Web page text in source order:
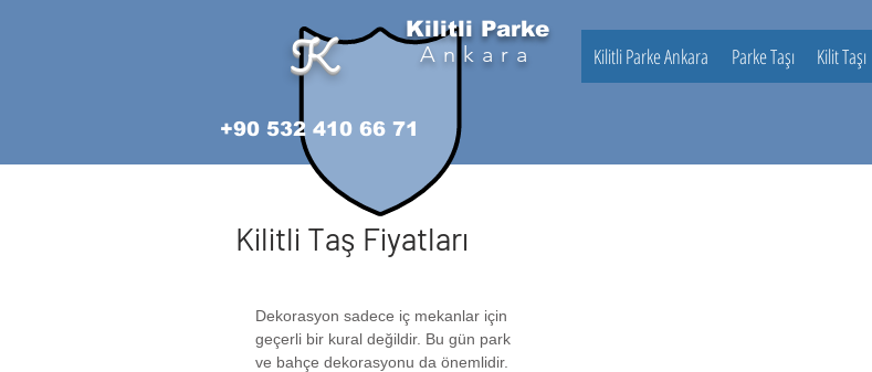
K
Kilitli Parke
Ankara Kilitli Parke Ankara Parke Taşı Kilit Taşı
+90 532 410 66 71
Kilitli Taş Fiyatları
Dekorasyon sadece iç mekanlar için
geçerli bir kural değildir. Bu gün park
ve bahçe dekorasyonu da önemlidir.